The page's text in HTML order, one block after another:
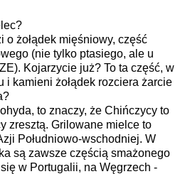
o żołądek mięśniowy, część
(nie tylko ptasiego, ale u
Kojarzycie już? To ta część, w
i kamieni żołądek rozciera żarcie
to znaczy, że Chińczycy to
zresztą. Grilowane mielce to
Południowo-wschodniej. W
są zawsze częścią smażonego
w Portugalii, na Węgrzech -